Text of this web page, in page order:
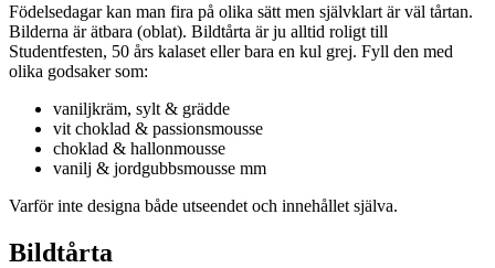
Födelsedagar kan man fira på olika sätt men självklart är väl tårtan.
Bilderna är ätbara (oblat). Bildtårta är ju alltid roligt till
Studentfesten, 50 års kalaset eller bara en kul grej. Fyll den med
olika godsaker som:
vaniljkräm, sylt & grädde
vit choklad & passionsmousse
choklad & hallonmousse
vanilj & jordgubbsmousse mm
Varför inte designa både utseendet och innehållet själva.
Bildtårta